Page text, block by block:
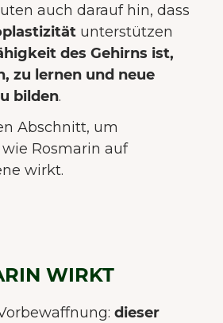
auch darauf hin, dass
unterstützen
des Gehirns ist,
zu lernen und neue
bilden.
Abschnitt, um
Rosmarin auf
wirkt.
WIRKT
dieser